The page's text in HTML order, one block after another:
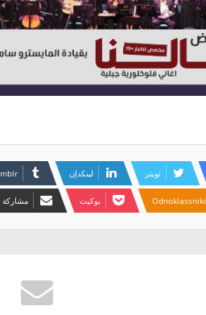
تويتر لينكدإن
Odnoklassniki بوكيت مشاركة